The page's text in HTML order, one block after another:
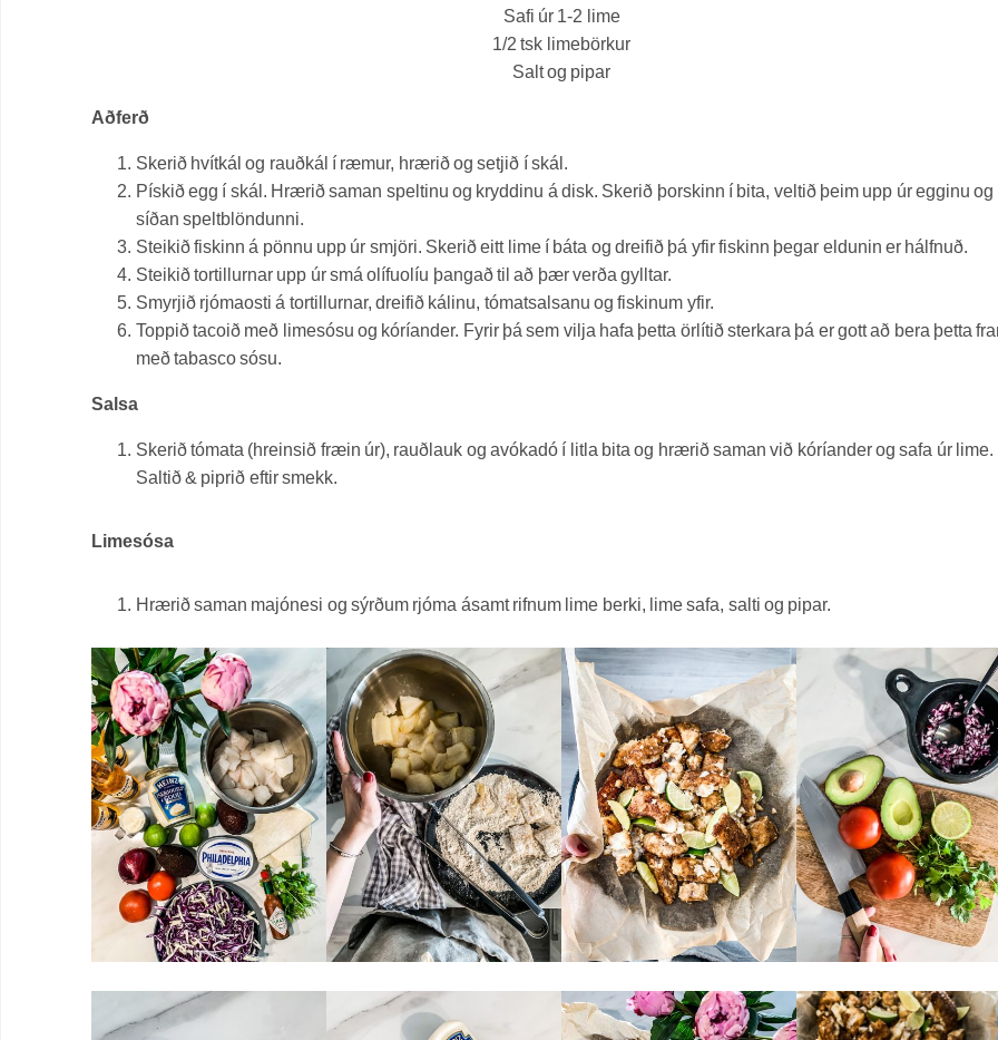
Safi úr 1-2 lime
1/2 tsk limebörkur
Salt og pipar
Aðferð
Skerið hvítkál og rauðkál í ræmur, hrærið og setjið í skál.
Pískið egg í skál. Hrærið saman speltinu og kryddinu á disk. Skerið þorskinn í bita, veltið þeim upp úr egginu og
síðan speltblöndunni.
Steikið fiskinn á pönnu upp úr smjöri. Skerið eitt lime í báta og dreifið þá yfir fiskinn þegar eldunin er hálfnuð.
Steikið tortillurnar upp úr smá olífuolíu þangað til að þær verða gylltar.
Smyrjið rjómaosti á tortillurnar, dreifið kálinu, tómatsalsanu og fiskinum yfir.
Toppið tacoið með limesósu og kóríander. Fyrir þá sem vilja hafa þetta örlítið sterkara þá er gott að bera þetta
með tabasco sósu.
Salsa
Skerið tómata (hreinsið fræin úr), rauðlauk og avókadó í litla bita og hrærið saman við kóríander og safa úr lime.
Saltið & piprið eftir smekk.
Limesósa
Hrærið saman majónesi og sýrðum rjóma ásamt rifnum lime berki, lime safa, salti og pipar.